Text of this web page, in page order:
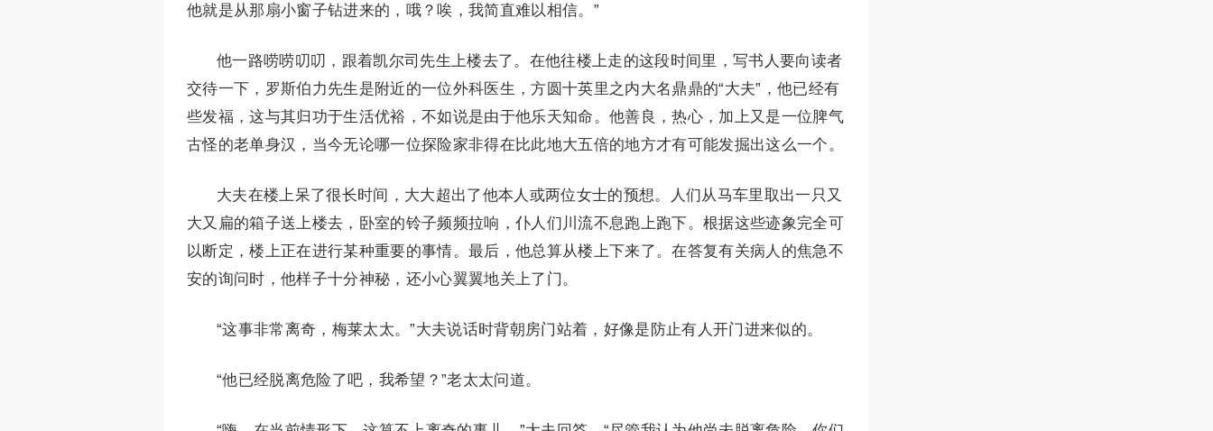
他就是从那扇小窗子钻进来的，哦？唉，我简直难以相信。”
他一路唠唠叨叨，跟着凯尔司先生上楼去了。在他往楼上走的这段时间里，写书人要向读者
交待一下，罗斯伯力先生是附近的一位外科医生，方圆十英里之内大名鼎鼎的“大夫”，他已经有
些发福，这与其归功于生活优裕，不如说是由于他乐天知命。他善良，热心，加上又是一位脾气
古怪的老单身汉，当今无论哪一位探险家非得在比此地大五倍的地方才有可能发掘出这么一个。
大夫在楼上呆了很长时间，大大超出了他本人或两位女士的预想。人们从马车里取出一只又
大又扁的箱子送上楼去，卧室的铃子频频拉响，仆人们川流不息跑上跑下。根据这些迹象完全可
以断定，楼上正在进行某种重要的事情。最后，他总算从楼上下来了。在答复有关病人的焦急不
安的询问时，他样子十分神秘，还小心翼翼地关上了门。
“这事非常离奇，梅莱太太。”大夫说话时背朝房门站着，好像是防止有人开门进来似的。
“他已经脱离危险了吧，我希望？”老太太问道。